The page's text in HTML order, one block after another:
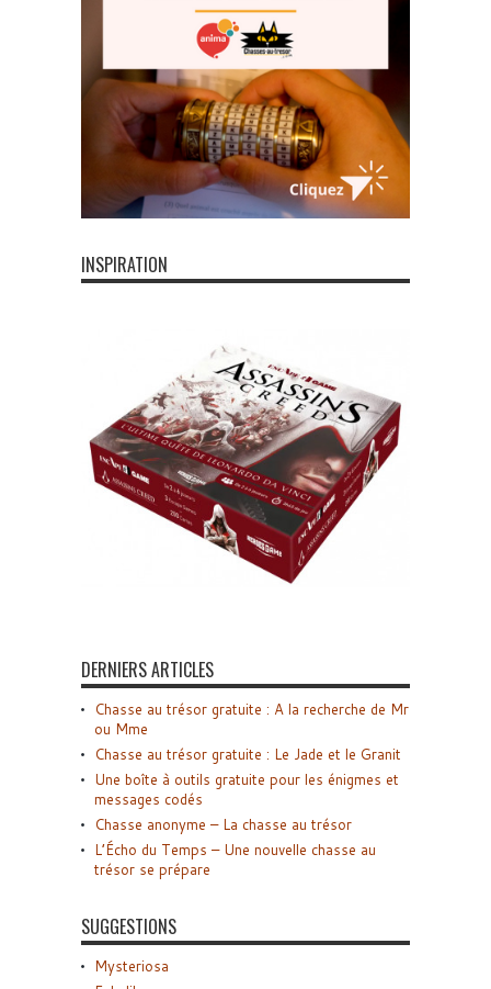
INSPIRATION
DERNIERS ARTICLES
Chasse au trésor gratuite : A la recherche de Mr
ou Mme
Chasse au trésor gratuite : Le Jade et le Granit
Une boîte à outils gratuite pour les énigmes et
messages codés
Chasse anonyme – La chasse au trésor
L’Écho du Temps – Une nouvelle chasse au
trésor se prépare
SUGGESTIONS
Mysteriosa